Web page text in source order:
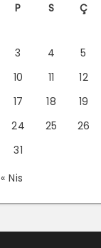
P
S Ç
« Nis
3
4 5
10
11 12
17
18 19
24
25 26
31